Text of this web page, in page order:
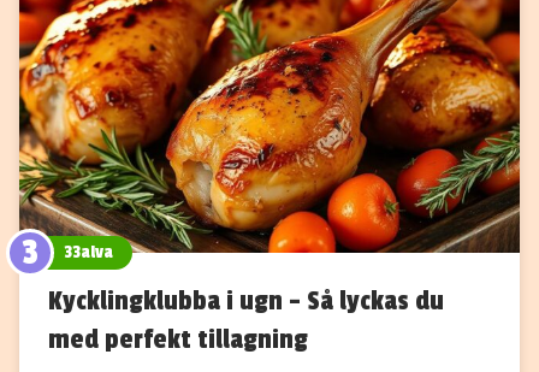
3 33alva
Kycklingklubba i ugn – Så lyckas du
med perfekt tillagning